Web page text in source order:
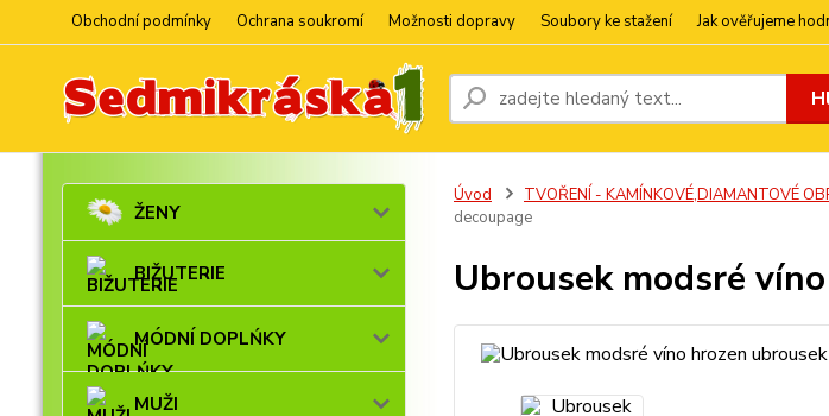
Obchodní podmínky Ochrana soukromí Možnosti dopravy Soubory ke stažení Jak ověřujeme
ŽENY
BIŽUTERIE
MÓDNÍ DOPLŃKY
MUŽI
Úvod TVOŘENÍ - KAMÍNKOVÉ,DIAMANTOVÉ
decoupage
Ubrousek modsré